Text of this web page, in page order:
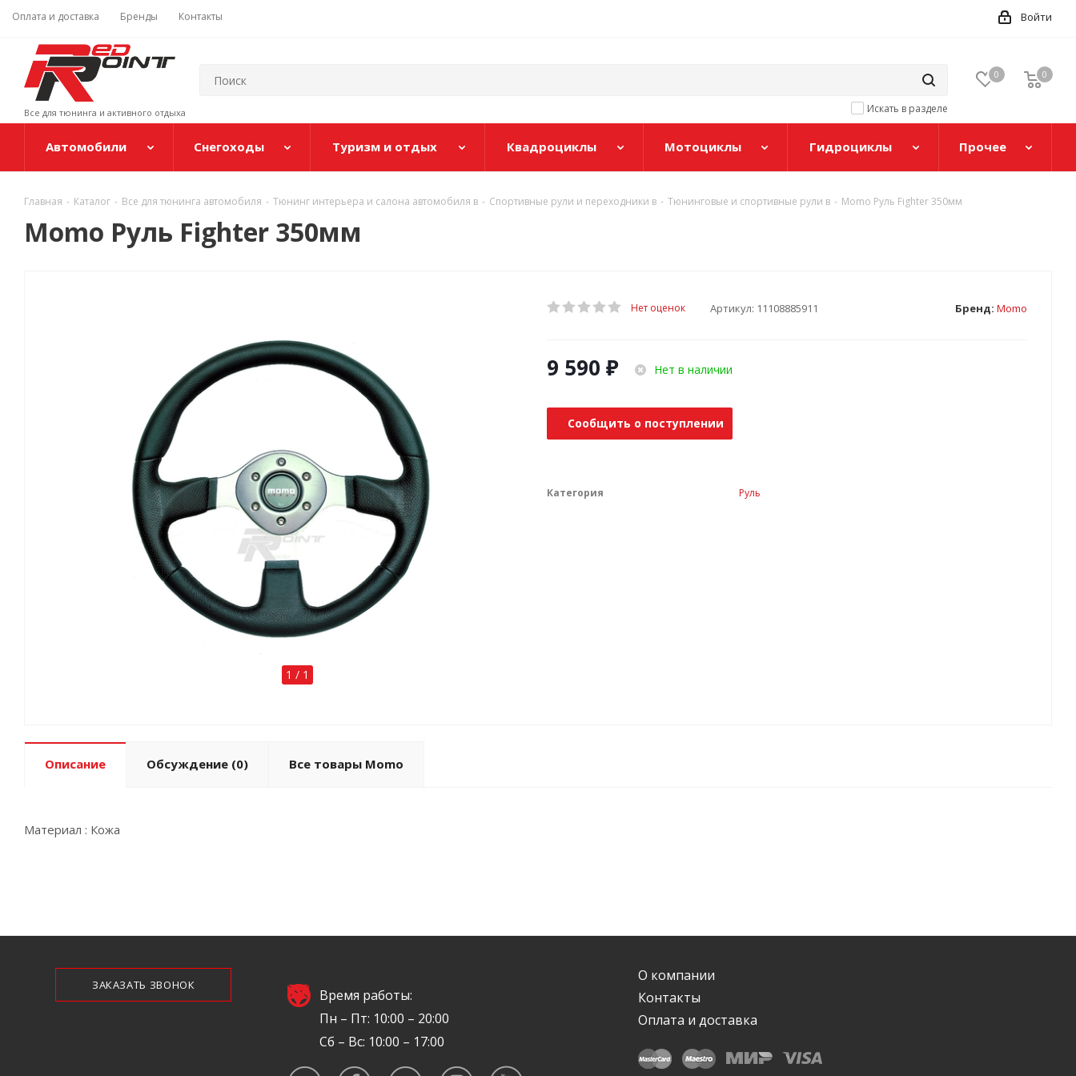
Оплата и доставка Бренды Контакты Войти
Все для тюнинга и активного отдыха Искать в разделе
0 0
Автомобили Снегоходы Туризм и отдых Квадроциклы Мотоциклы Гидроциклы Прочее
Главная - Каталог - Все для тюнинга автомобиля - Тюнинг интерьера и салона автомобиля в - Спортивные рули и переходники в - Тюнинговые и спортивные рули в - Momo Руль Fighter 350мм
Momo Руль Fighter 350мм
1 / 1
Нет оценок Артикул: 11108885911 Бренд: Momo
9 590 ₽ Нет в наличии
Сообщить о поступлении
Категория Руль
Описание Обсуждение (0) Все товары Momo
Материал : Кожа
ЗАКАЗАТЬ ЗВОНОК
Время работы:
Пн – Пт: 10:00 – 20:00
Сб – Вс: 10:00 – 17:00
О компании
Контакты
Оплата и доставка